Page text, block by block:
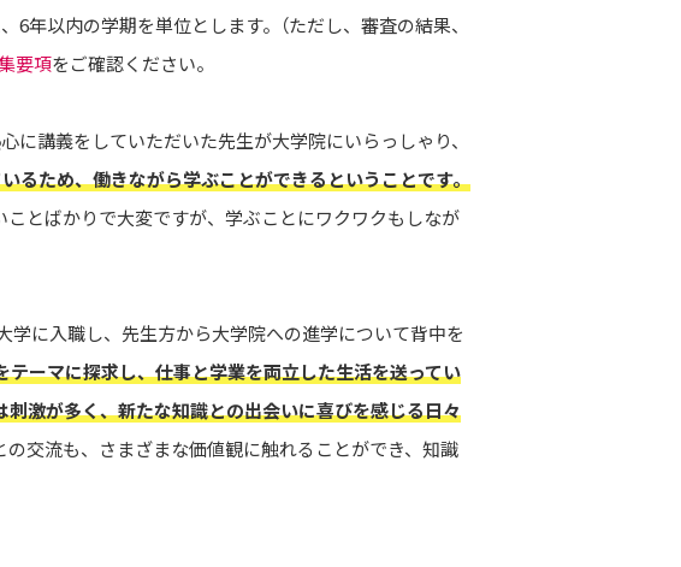
年以内の学期を単位とします。（ただし、審査の結果、
要項をご確認ください。
講義をしていただいた先生が大学院にいらっしゃり、
るため、働きながら学ぶことができるということです。
とばかりで大変ですが、学ぶことにワクワクもしなが
学に入職し、先生方から大学院への進学について背中を
テーマに探求し、仕事と学業を両立した生活を送ってい
激が多く、新たな知識との出会いに喜びを感じる日々
の交流も、さまざまな価値観に触れることができ、知識